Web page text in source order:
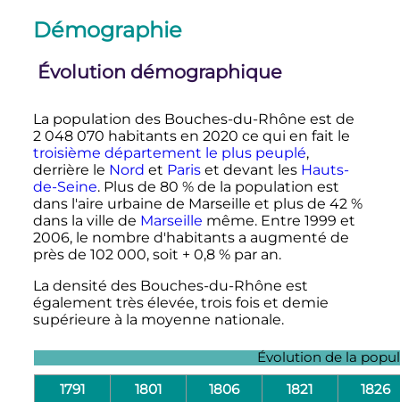
Démographie
Évolution démographique
La population des Bouches-du-Rhône est de
2 048 070 habitantsen 2020 ce qui en fait le
troisième département le plus peuplé,
derrière le Nord et Pariset devant les Hauts-
de-Seine. Plus de 80 % de la population est
dans l'aire urbaine de Marseille et plus de 42 %
dans la ville de Marseille même. Entre 1999 et
2006, le nombre d'habitants a augmenté de
près de 102 000, soit + 0,8 % par an.
La densité des Bouches-du-Rhône est
également très élevée, trois fois et demie
supérieure à la moyenne nationale.
Évolution de la
1791
1801 1806 1821
1826